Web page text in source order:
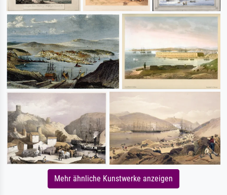
Mehr ähnliche Kunstwerke anzeigen